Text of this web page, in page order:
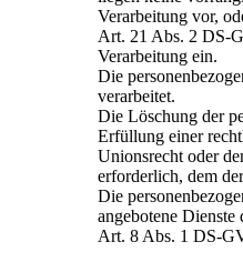
Verarbeitung vor,
Art. 21 Abs. 2 DS-
Verarbeitung ein.
Die
verarbeitet.
Die Löschung der
Erfüllung einer
Unionsrecht oder
erforderlich, dem
Die
angebotene Dienste
Art. 8 Abs. 1 DS-